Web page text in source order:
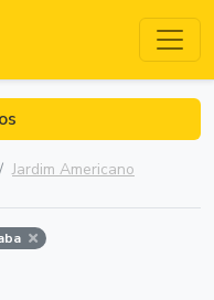
Jardim Americano